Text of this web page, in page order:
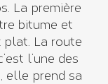
La première
bitume et
plat. La route
l’une des
elle prend sa